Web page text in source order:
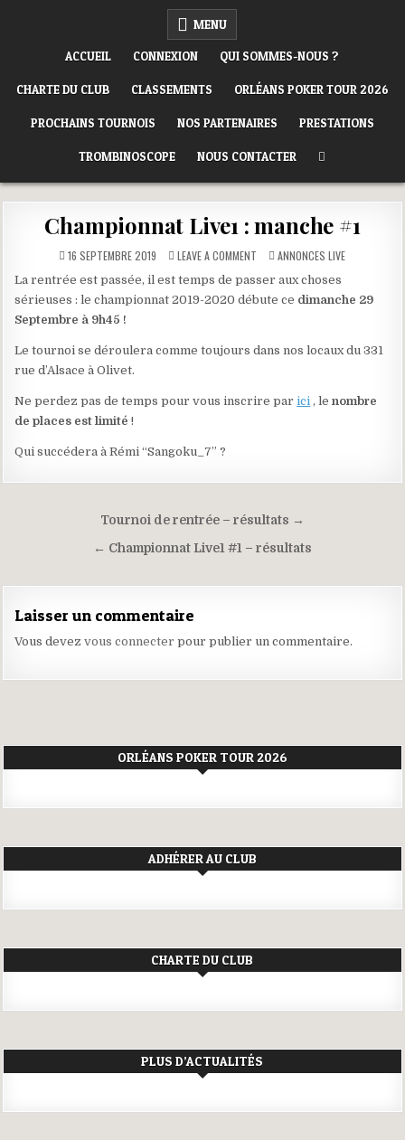
ORLÉANS POKER CLUB MENU
ACCUEIL CONNEXION QUI SOMMES-NOUS ?
CHARTE DU CLUB CLASSEMENTS ORLÉANS POKER TOUR 2026
PROCHAINS TOURNOIS NOS PARTENAIRES PRESTATIONS
TROMBINOSCOPE NOUS CONTACTER
Championnat Live1 : manche #1
16 SEPTEMBRE 2019 LEAVE A COMMENT
CHAMPIONNAT
LIVE1
:
MANCHE
#1
POSTED
IN
ANNONCES LIVE
La rentrée est passée, il est temps de passer aux choses
sérieuses : le championnat 2019-2020 débute ce dimanche 29
Septembre à 9h45 !
Le tournoi se déroulera comme toujours dans nos locaux du 331
rue d’Alsace à Olivet.
Ne perdez pas de temps pour vous inscrire parici , lenombre
de places est limité !
Qui succédera à Rémi “Sangoku_7” ?
NavigationTournoi de rentrée – résultats →
← Championnat Live1 #1 – résultats
Laisser un commentaire
Vous devezvous connecter pour publier un commentaire.
ORLÉANS POKER TOUR 2026
ADHÉRER AU CLUB
CHARTE DU CLUB
PLUS D’ACTUALITÉS